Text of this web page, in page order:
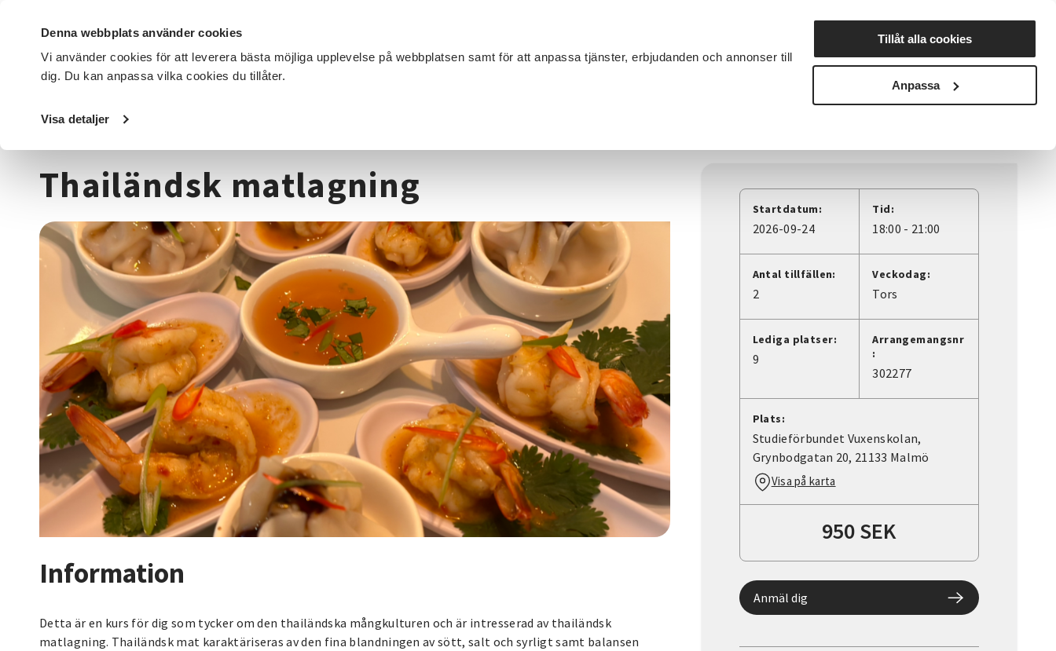
Denna webbplats använder cookies
Vi använder cookies för att leverera bästa möjliga upplevelse på webbplatsen samt för att anpassa tjänster, erbjudanden och annonser till
dig. Du kan anpassa vilka cookies du tillåter.
Visa detaljer
Tillåt alla cookies
Anpassa
DET HÄR GÖR VI FÖR DIG SOM SÖK KURSER OCH EVENEMANG Nyheter Avdelningar
Startsida / Kurser och evenemang
Thailändsk matlagning
Information
Detta är en kurs för dig som tycker om den thailändska mångkulturen och är intresserad av thailändsk
matlagning. Thailändsk mat karaktäriseras av den fina blandningen av sött, salt och syrligt samt balansen
Startdatum:
2026-09-24
Tid:
18:00 - 21:00
Antal tillfällen:
2
Veckodag:
Tors
Lediga platser:
9
Arrangemangsnr
:
302277
Plats:
Studieförbundet Vuxenskolan,
Grynbodgatan 20, 21133 Malmö
Visa på karta
950 SEK
Anmäl dig